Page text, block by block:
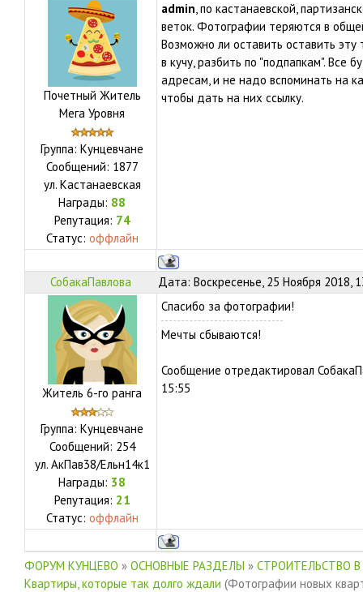
Почетный Житель
Мега Уровня
Группа: Кунцевчане
Сообщений: 1877
ул. Кастанаевская
Награды: 88
Репутация: 74
Статус: оффлайн
admin, по кастанаевской,
веток. Фотографии теряются в
Возможно ли оставить оставить
в кучу, разбить по "подпапкам". Все
адресам, и не надо вспоминать на
чтобы дать на них ссылку.
СобакаПавлова Дата: Воскресенье, 25 Ноября 2018,
Житель 6-го ранга
Группа: Кунцевчане
Сообщений: 254
ул. АкПав38/Ельн14к1
Награды: 38
Репутация: 21
Статус: оффлайн
Спасибо за фотографии!
Мечты сбываются!
Сообщение отредактировал
15:55
ФОРУМ КУНЦЕВО » ОСНОВНЫЕ РАЗДЕЛЫ » СТРОИТЕЛЬСТВО
Квартиры, которые так долго ждали (Фотографии новых